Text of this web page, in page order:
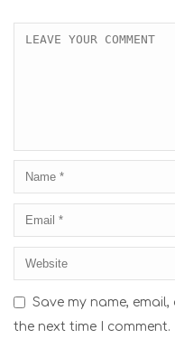
Save my name,
the next time I comment.